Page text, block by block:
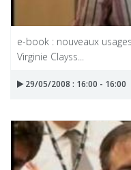
e-book : nouveaux
Virginie Clayss...
29/05/2008 : 16:00 - 16:00